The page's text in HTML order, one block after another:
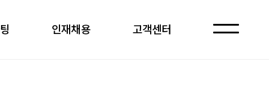
자주 묻는 질문
인재채용 고객센터